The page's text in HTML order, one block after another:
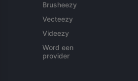
Brusheezy
Vecteezy
Videezy
Word een
provider